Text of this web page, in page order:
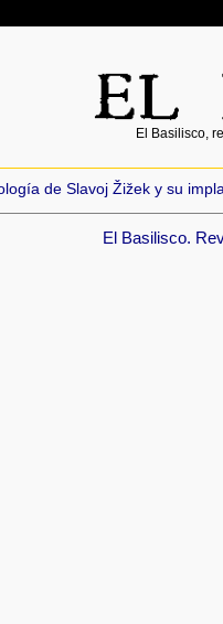
El Basilisco,
de Slavoj Žižek y su
El Basilisco.